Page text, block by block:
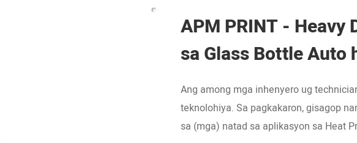
APM PRINT - Heavy
sa Glass Bottle
Ang among mga inhenyero ug
teknolohiya. Sa pagkakaron, gisagop
sa (mga) natad sa aplikasyon sa Heat